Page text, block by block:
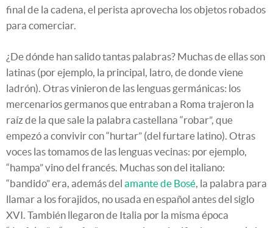
final de la cadena, el perista aprovecha los objetos robados
para comerciar.
¿De dónde han salido tantas palabras? Muchas de ellas son
latinas (por ejemplo, la principal, latro, de donde viene
ladrón). Otras vinieron de las lenguas germánicas: los
mercenarios germanos que entraban a Roma trajeron la
raíz de la que sale la palabra castellana “robar”, que
empezó a convivir con “hurtar” (del furtare latino). Otras
voces las tomamos de las lenguas vecinas: por ejemplo,
“hampa” vino del francés. Muchas son del italiano:
“bandido” era, además del amante de Bosé, la palabra para
llamar a los forajidos, no usada en español antes del siglo
XVI. También llegaron de Italia por la misma época